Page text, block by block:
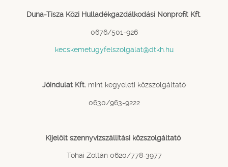
Duna-Tisza Közi Hulladékgazdálkodási Nonprofit Kft
0676/501-926
kecskemetugyfelszolgalat@dtkh.hu
Jóindulat Kft. mint kegyeleti közszolgáltató
0630/963-9222
Kijelölt szennyvízszállítási közszolgáltató
Tohai Zoltán 0620/778-3977